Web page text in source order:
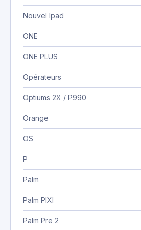
Nouvel Ipad
ONE
ONE PLUS
Opérateurs
Optiums 2X / P990
Orange
OS
P
Palm
Palm PIXI
Palm Pre 2